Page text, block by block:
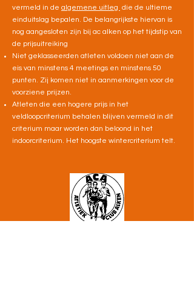
vermeld in de algemene uitleg die de ultieme
einduitslag bepalen. De belangrijkste hiervan is
nog aangesloten zijn bij ac alken op het tijdstip van
de prijsuitreiking
Niet geklasseerden atleten voldoen niet aan de
eis van minstens 4 meetings en minstens 50
punten. Zij komen niet in aanmerkingen voor de
voorziene prijzen.
Atleten die een hogere prijs in het
veldloopcriterium behalen blijven vermeld in dit
criterium maar worden dan beloond in het
indoorcriterium. Het hoogste wintercriterium telt.